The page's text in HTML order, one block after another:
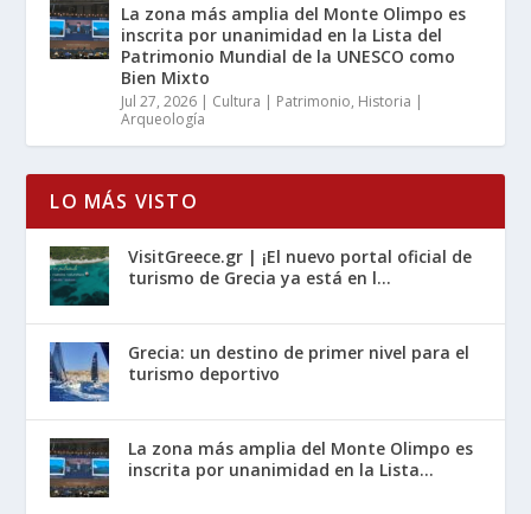
La zona más amplia del Monte Olimpo es
inscrita por unanimidad en la Lista del
Patrimonio Mundial de la UNESCO como
Bien Mixto
Jul 27, 2026 | Cultura | Patrimonio, Historia |
Arqueología
LO MÁS VISTO
VisitGreece.gr | ¡El nuevo portal oficial de
turismo de Grecia ya está en l...
Grecia: un destino de primer nivel para el
turismo deportivo
La zona más amplia del Monte Olimpo es
inscrita por unanimidad en la Lista...